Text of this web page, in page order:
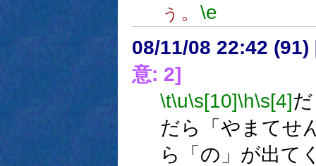
ぅ。 \e
08/11/08 22:42 (91)
意: 2]
\t\u\s[10]\h\s[4]
だら「やまてせ
ら「の」が出て